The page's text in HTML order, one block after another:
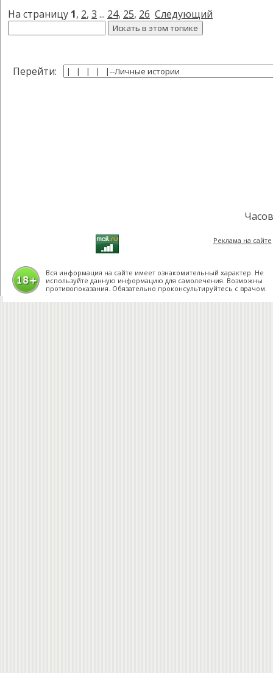
На страницу 1, 2, 3 ... 24, 25, 26 Следующий
Перейти:
Реклама на сайте
Вся информация на сайте имеет ознакомительный характер. Не
используйте данную информацию для самолечения. Возможны
противопоказания. Обязательно проконсультируйтесь с врачом.